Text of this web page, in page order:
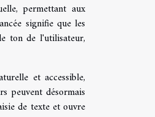
permettant aux
signifie que les
ton de l'utilisateur,
et accessible,
peuvent désormais
de texte et ouvre